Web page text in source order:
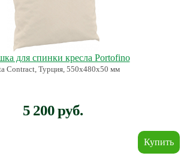
для спинки кресла Portofino
Contract, Турция, 550х480х50 мм
5 200 руб.